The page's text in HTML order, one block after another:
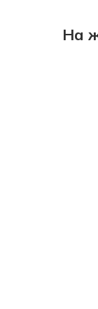
На